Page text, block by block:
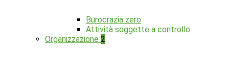
Burocrazia zero
Attività soggette a controllo
Organizzazione 2